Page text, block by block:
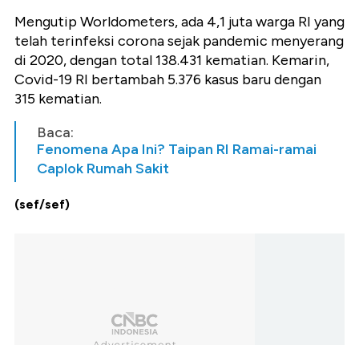
Mengutip Worldometers, ada 4,1 juta warga RI yang
telah terinfeksi corona sejak pandemic menyerang
di 2020, dengan total 138.431 kematian. Kemarin,
Covid-19 RI bertambah 5.376 kasus baru dengan
315 kematian.
Baca:
Fenomena Apa Ini? Taipan RI Ramai-ramai
Caplok Rumah Sakit
(sef/sef)